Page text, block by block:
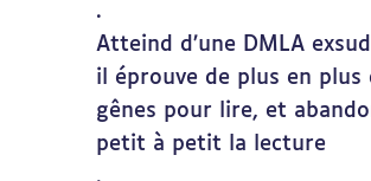
.
Atteind d’une DMLA
il éprouve de plus en plus
gênes pour lire, et
petit à petit la lecture